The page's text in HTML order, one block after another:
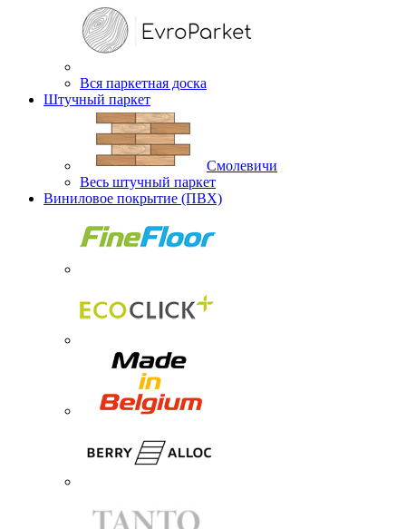
Вся паркетная доска
Штучный паркет
Смолевичи
Весь штучный паркет
Виниловое покрытие (ПВХ)